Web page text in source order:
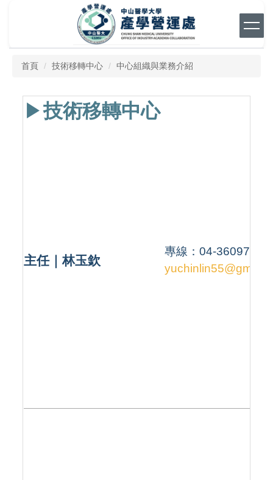
要
首頁 技術移轉中心 中心組織與業務介紹
▶︎技術移轉中心
主任｜林玉欽
專線：04-